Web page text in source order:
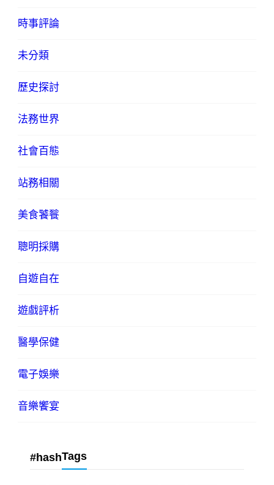
時事評論
未分類
歷史探討
法務世界
社會百態
站務相關
美食饕餮
聰明採購
自遊自在
遊戲評析
醫學保健
電子娛樂
音樂饗宴
#hashTags